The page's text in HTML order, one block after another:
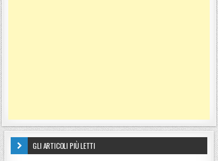
GLI ARTICOLI PIÙ LETTI